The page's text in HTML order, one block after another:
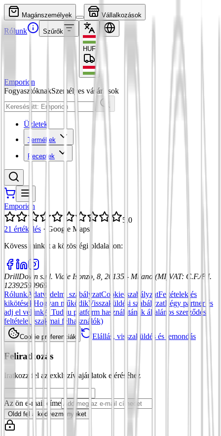
Magánszemélyek Vállalkozások
Rólunk Szűrők
HUF
Emporion
FogyasztóknakSzemélyes vásárlások
Üzletek
Termékek
Receptek
Emporion
5,0
21 értékelés · Google Maps
Kövess minket a közösségi oldalakon:
DrillDown s.r.l. Viale Isonzo, 8, 20135 - Milano (MI) VAT: C.F./P.I.
12392590969
RólunkAdatvédelmi szabályzatCookie-szabályzatFeltételek és
kikötések Hogyan működikVisszaküldési szabályzatLégy partner és
adj el velünkA Tuduu platform használatának általános szerződési
feltételei (szakmai felhasználók)
Cookie preferenciák Elállás, visszaküldés és lemondás
Feliratkozás
Iratkozz fel az exkluzív ajánlatok eléréséhez
Az ön e-mail címe
Oldd fel a kedvezményeket